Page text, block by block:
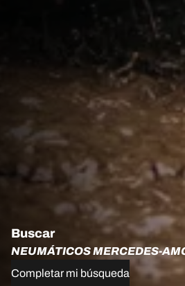
Buscar
NEUMÁTICOS MERCEDES-
Completar mi búsqueda